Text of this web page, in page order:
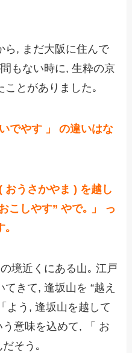
ら, まだ大阪に住んで
もない時に, 生粋の京
ことがありました｡
でやす 」 の違いはな
うさかやま ) を越し
こしやす” やで｡ 」 っ
｡
境近くにある山｡ 江戸
きて, 逢坂山を “越え
よう, 逢坂山を越して
意味を込めて, 「 お
そう｡